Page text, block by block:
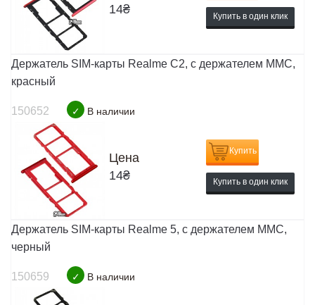
14₴ Купить в один клик
Держатель SIM-карты Realme C2, c держателем MMC,
красный
150652 ✓ В наличии
Цена
14₴
Купить
Купить в один клик
Держатель SIM-карты Realme 5, c держателем MMC,
черный
150659 ✓ В наличии